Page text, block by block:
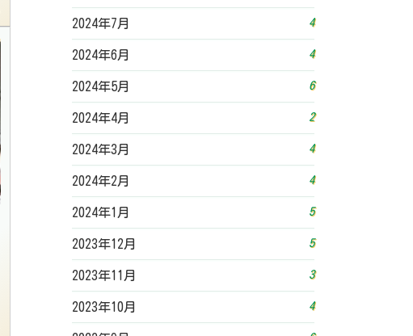
2024年7月 4
2024年6月 4
2024年5月 6
2024年4月 2
2024年3月 4
2024年2月 4
2024年1月 5
2023年12月 5
2023年11月 3
2023年10月 4